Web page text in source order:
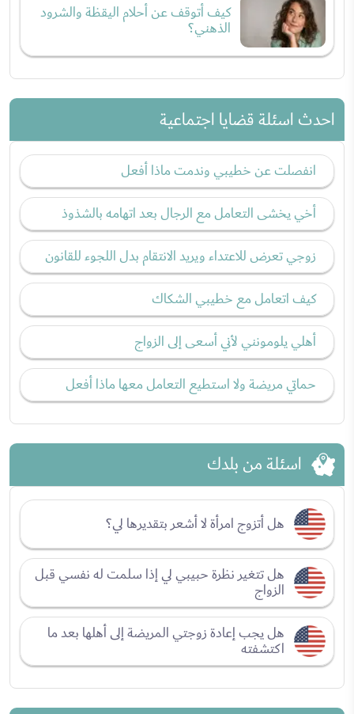
كيف أتوقف عن أحلام اليقظة والشرود
الذهني؟
احدث اسئلة قضايا اجتماعية
انفصلت عن خطيبي وندمت ماذا أفعل
أخي يخشى التعامل مع الرجال بعد اتهامه بالشذوذ
زوجي تعرض للاعتداء ويريد الانتقام بدل اللجوء للقانون
كيف اتعامل مع خطيبي الشكاك
أهلي يلومونني لأني أسعى إلى الزواج
حماتي مريضة ولا استطيع التعامل معها ماذا أفعل
اسئلة من بلدك
هل أتزوج امرأة لا أشعر بتقديرها لي؟
هل تتغير نظرة حبيبي لي إذا سلمت له نفسي قبل
الزواج
هل يجب إعادة زوجتي المريضة إلى أهلها بعد ما
اكتشفته